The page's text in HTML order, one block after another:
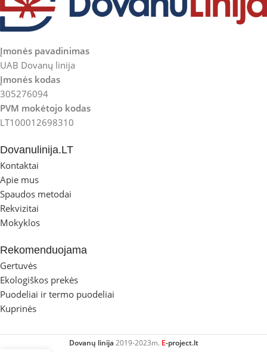
Įmonės pavadinimas
UAB Dovanų linija
Įmonės kodas
305276094
PVM mokėtojo kodas
LT100012698310
Dovanulinija.LT
Kontaktai
Apie mus
Spaudos metodai
Rekvizitai
Mokyklos
Rekomenduojama
Gertuvės
Ekologiškos prekės
Puodeliai ir termo puodeliai
Kuprinės
Dovanų linija 2019-2023m. E-project.lt